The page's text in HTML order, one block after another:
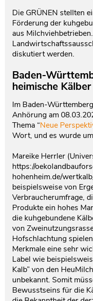
Die GRÜNEN stellten
Förderung der
aus
diskutiert werden.
Baden-
heimische Kälber
Im Baden-
Anhörung am
Thema “Neue
Wort, und es wurde
Mareike Herrler
https://
hohenheim.de/
beispielsweise von
Verbraucherumfrage,
Produkte ein hohes
die kuhgebundene
von
Hofschlachtung
Merkmale eine sehr
Label wie
Kalb” von den
unbekannt. Somit
Bewusstseins für die